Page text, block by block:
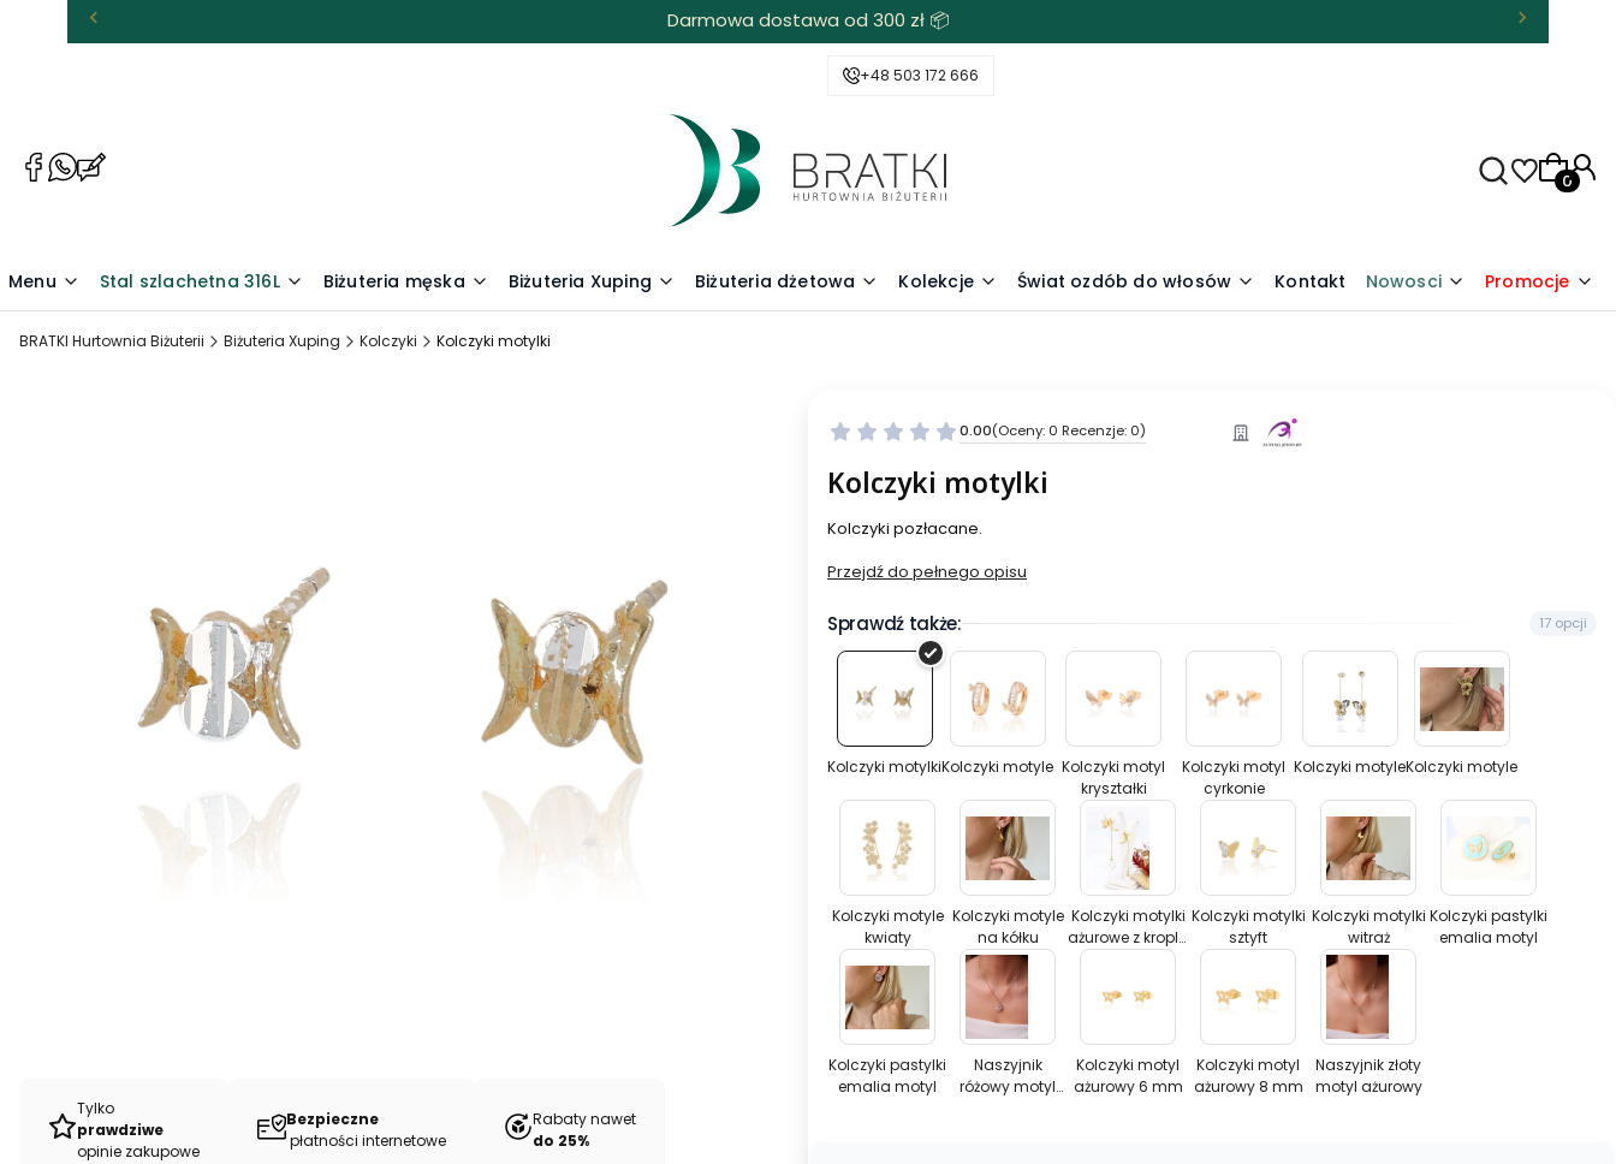
Darmowa dostawa od 300 zł 📦
+48 503 172 666
(Otwiera
karcie)
(Otwiera
karcie)
(Otwiera
karcie)
Menu Stal szlachetna 316L Biżuteria męska Biżuteria Xuping Biżuteria dżetowa Kolekcje Świat ozdób do włosów Kontakt Nowosci Promocje
BRATKI Hurtownia Biżuterii Biżuteria Xuping Kolczyki Kolczyki motylki
Tylko
prawdziwe
opinie zakupowe
Bezpieczne
płatności internetowe
Rabaty nawet
do 25%
0.00(Oceny: 0 Recenzje: 0)
Kolczyki motylki
Kolczyki pozłacane.
Przejdź do pełnego opisu
Sprawdź także: 17 opcji
Kolczyki
motylki
Kolczyki motylki
Kolczyki
motyle
Kolczyki motyle
Kolczyki
motyl
kryształki
Kolczyki motyl
kryształki
Kolczyki
motyl
cyrkonie
Kolczyki motyl
cyrkonie
Kolczyki
motyle
Kolczyki motyle
Kolczyki
motyle
Kolczyki motyle
Kolczyki
motyle
kwiaty
Kolczyki motyle
kwiaty
Kolczyki
motyle
na
kółku
Kolczyki motyle
na kółku
Kolczyki
motylki
ażurowe
z
pereł
Kolczyki motylki
ażurowe z kroplą
Kolczyki
motylki
sztyft
Kolczyki motylki
sztyft
Kolczyki
motylki
witraż
Kolczyki motylki
witraż
Kolczyki
pastylki
emalia
motyl
Kolczyki pastylki
emalia motyl
Kolczyki
pastylki
emalia
motyl
Kolczyki pastylki
emalia motyl
Naszyjnik
różowy
motyl
glamour
Naszyjnik
różowy motyl
Kolczyki
motyl
ażurowy
6
Kolczyki motyl
ażurowy 6 mm
Kolczyki
motyl
ażurowy
8
Kolczyki motyl
ażurowy 8 mm
Naszyjnik
złoty
motyl
ażurowy
Naszyjnik złoty
motyl ażurowy